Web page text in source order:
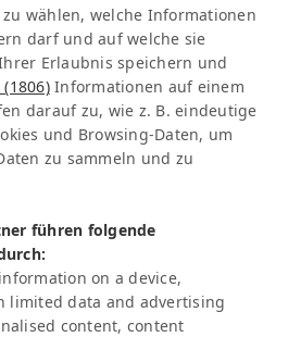
(FAQ)
zu wählen, welche Informationen
darf und auf welche sie
Erlaubnis speichern und
Informationen auf einem
darauf zu, wie z. B. eindeutige
und Browsing-Daten, um
zu sammeln und zu
führen folgende
on a device,
limited data and advertising
content, content